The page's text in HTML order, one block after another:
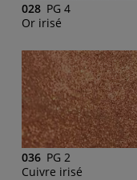
028 PG 4
Or irisé
036 PG 2
Cuivre irisé